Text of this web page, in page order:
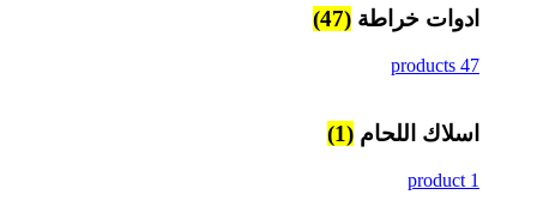
ادوات خراطة (47)
47 products
اسلاك اللحام (1)
1 product